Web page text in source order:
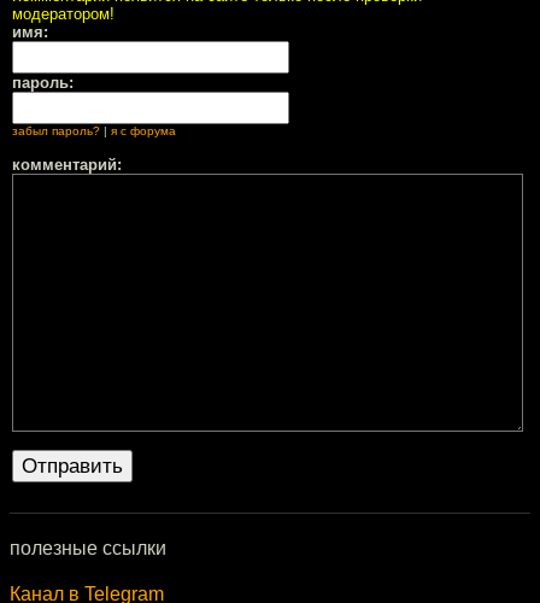
модератором!
имя:
пароль:
забыл пароль? | я с форума
комментарий:
полезные ссылки
Канал в Telegram